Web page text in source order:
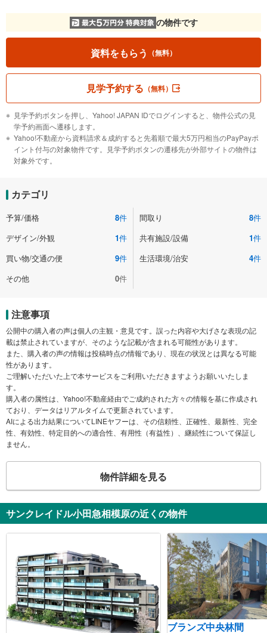
の物件です
資料をもらう （無料）
見学予約する （無料）
見学予約ボタンを押し、Yahoo! JAPAN IDでログインすると、物件公式の見
学予約画面へ遷移します。
Yahoo!不動産から資料請求＆成約すると先着順で最大5万円相当のPayPayポ
イント付与の対象物件です。見学予約ボタンの遷移先が外部サイトの物件は
対象外です。
カテゴリ
予算/価格 8件 間取り 8件
デザイン/外観
1件 共有施設/設備 1件
買い物/交通の便
9件 生活環境/治安 4件
その他
0件
注意事項
公開中の購入者の声は個人の主観・意見です。誤った内容や大げさな表現の記
載は禁止されていますが、そのような記載が含まれる可能性があります。
また、購入者の声の情報は投稿時点の情報であり、現在の状況とは異なる可能
性があります。
ご理解いただいた上で本サービスをご利用いただきますようお願いいたしま
す。
購入者の属性は、Yahoo!不動産経由でご成約された方々の情報を基に作成され
ており、データはリアルタイムで更新されています。
AIによる出力結果についてLINEヤフーは、その信頼性、正確性、最新性、完全
性、有効性、特定目的への適合性、有用性（有益性）、継続性について保証し
ません。
物件詳細を見る
サンクレイドル小田急相模原の近くの物件
ブランズ中央林間